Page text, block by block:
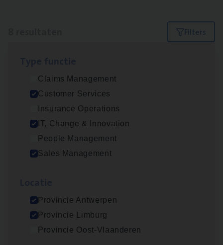
Filters
Claims Management
Customer Services
Insurance Operations
IT, Change & Innovation
People Management
Sales Management
Provincie Antwerpen
Provincie Limburg
Provincie Oost-Vlaanderen
Busi­ness Analyst
IT, Change & Innovation
Antwerpen
Insu­ran­ce Bro­ker Trans­port
(Agi­le)ITPro­ject Manager